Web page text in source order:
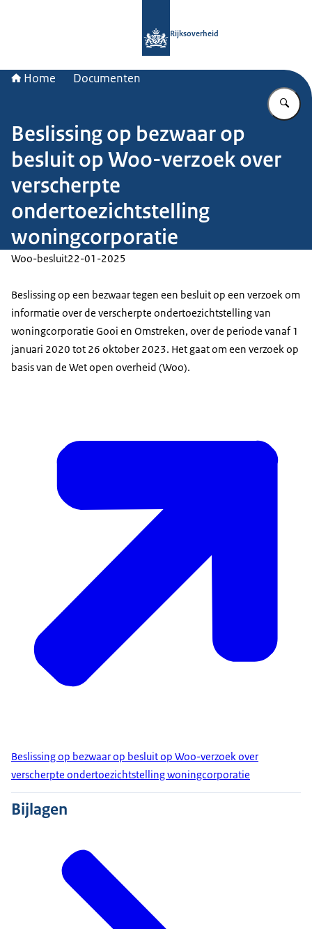
Rijksoverheid
Home Documenten
Beslissing op bezwaar op
besluit op Woo-verzoek over
verscherpte
ondertoezichtstelling
woningcorporatie
Woo-besluit22-01-2025
Beslissing op een bezwaar tegen een besluit op een verzoek om
informatie over de verscherpte ondertoezichtstelling van
woningcorporatie Gooi en Omstreken, over de periode vanaf 1
januari 2020 tot 26 oktober 2023. Het gaat om een verzoek op
basis van de Wet open overheid (Woo).
Beslissing op bezwaar op besluit op Woo-verzoek over
verscherpte ondertoezichtstelling woningcorporatie
Bijlagen